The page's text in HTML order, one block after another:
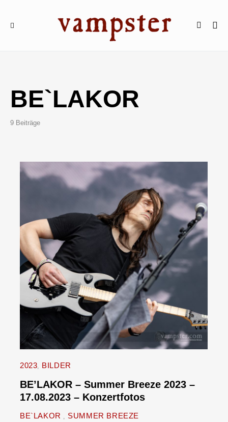
BE`LAKOR
9 Beiträge
2023 BILDER
BE’LAKOR – Summer Breeze 2023 –
17.08.2023 – Konzertfotos
BE`LAKOR SUMMER BREEZE